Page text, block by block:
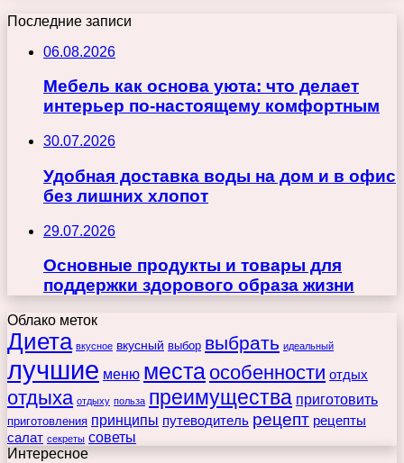
Последние записи
06.08.2026
Мебель как основа уюта: что делает
интерьер по-настоящему комфортным
30.07.2026
Удобная доставка воды на дом и в офис
без лишних хлопот
29.07.2026
Основные продукты и товары для
поддержки здорового образа жизни
Облако меток
Диета вкусное вкусный выбор выбрать идеальный
лучшие меню места особенности отдых
отдыха отдыху польза преимущества приготовить
приготовления принципы путеводитель рецепт рецепты
салат секреты советы
Интересное